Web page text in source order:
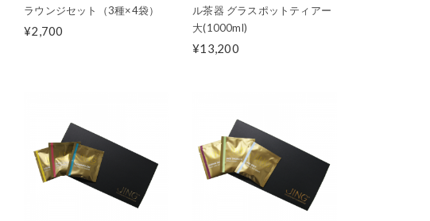
ラウンジセット（3種×4袋）
¥2,700
ル茶器 グラスポットティアー
大(1000ml)
¥13,200